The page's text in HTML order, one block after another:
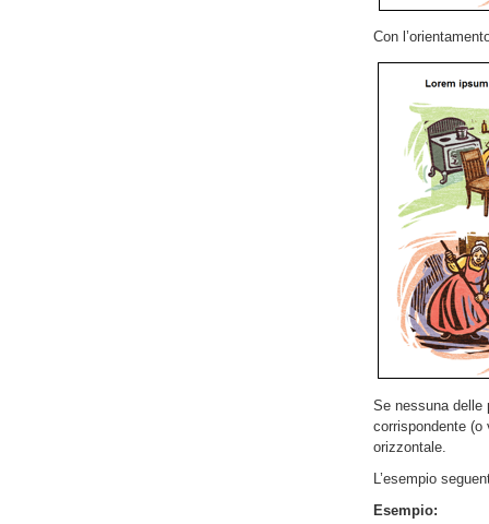
Con
Se nessuna delle
corrispondente (o
orizzontale.
L’esempio
Esempio: